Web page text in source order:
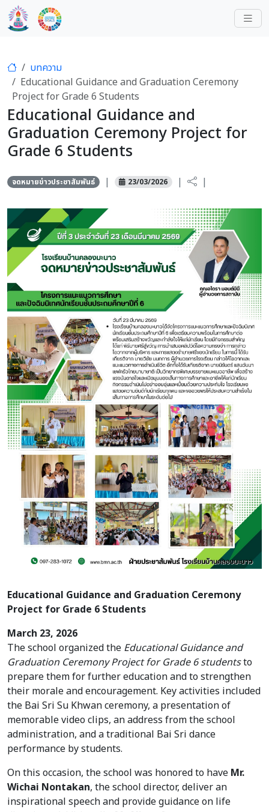
บทความ
Educational Guidance and Graduation Ceremony
Project for Grade 6 Students
Educational Guidance and
Graduation Ceremony Project for
Grade 6 Students
จดหมายข่าวประชาสัมพันธ์ | 23/03/2026 | |
Educational Guidance and Graduation Ceremony
Project for Grade 6 Students
March 23, 2026
The school organized the Educational Guidance and
Graduation Ceremony Project for Grade 6 studentsto
prepare them for further education and to strengthen
their morale and encouragement. Key activities included
the Bai Sri Su Khwan ceremony, a presentation of
memorable video clips, an address from the school
administration, and a traditional Bai Sri dance
performance by students.
On this occasion, the school was honored to have Mr.
Wichai Nontakan, the school director, deliver an
inspirational speech and provide guidance on life